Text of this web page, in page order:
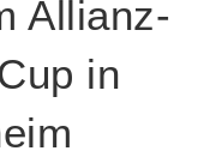
Allianz-
in